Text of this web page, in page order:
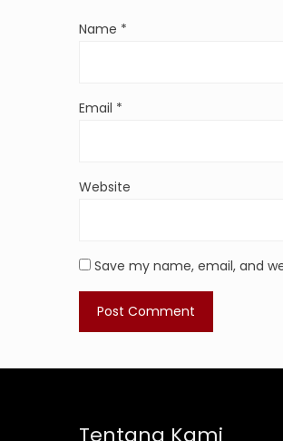
Name *
Email *
Website
Save my name, email, and
Tentang Kami